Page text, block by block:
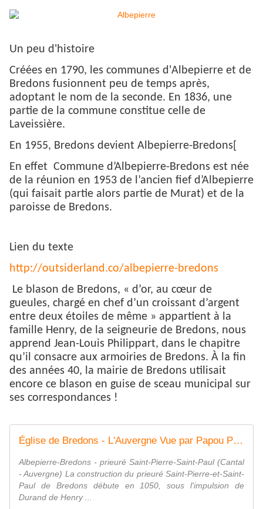
Un peu d'histoire
Créées en 1790, les communes d'Albepierre et de
Bredons fusionnent peu de temps après,
adoptant le nom de la seconde. En 1836, une
partie de la commune constitue celle de
Laveissière.
En 1955, Bredons devient Albepierre-Bredons[
En effet Commune d’Albepierre-Bredons est née
de la réunion en 1953 de l’ancien fief d’Albepierre
(qui faisait partie alors partie de Murat) et de la
paroisse de Bredons.
Lien du texte
http://outsiderland.co/albepierre-bredons
Le blason de Bredons, « d’or, au cœur de
gueules, chargé en chef d’un croissant d’argent
entre deux étoiles de même » appartient à la
famille Henry, de la seigneurie de Bredons, nous
apprend Jean-Louis Philippart, dans le chapitre
qu’il consacre aux armoiries de Bredons. À la fin
des années 40, la mairie de Bredons utilisait
encore ce blason en guise de sceau municipal sur
ses correspondances !
Église de Bredons - L'Auvergne Vue par Papou Poustache
Albepierre-Bredons - prieuré Saint-Pierre-Saint-Paul (Cantal
- Auvergne) La construction du prieuré Saint-Pierre-et-Saint-
Paul de Bredons débute en 1050, sous l'impulsion de
Durand de Henry ...